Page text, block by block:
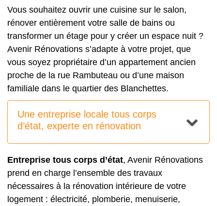
Vous souhaitez ouvrir une cuisine sur le salon,
rénover entièrement votre salle de bains ou
transformer un étage pour y créer un espace nuit ?
Avenir Rénovations s’adapte à votre projet, que
vous soyez propriétaire d’un appartement ancien
proche de la rue Rambuteau ou d’une maison
familiale dans le quartier des Blanchettes.
Une entreprise locale tous corps
d’état, experte en rénovation
Entreprise tous corps d’état, Avenir Rénovations
prend en charge l’ensemble des travaux
nécessaires à la rénovation intérieure de votre
logement : électricité, plomberie, menuiserie,